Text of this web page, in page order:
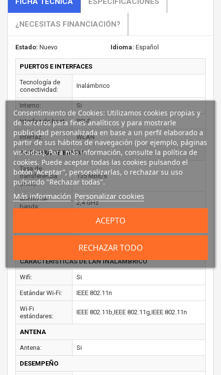
¿NECESITAS FINANCIACIÓN?
Estado: Nuevo Idioma: Español
PUERTOS E INTERFACES
Tecnología de
conectividad:
Inalámbrico
Interno: Si
Interfaz de host: PCI-E
Interfaz: WLAN
ANCHURA DE BANDA
Tasa de
transferencia
(máx):
135 Mbit/s
Ancho de
banda:
2,4 GHz
802.11n,IEEE 802.1x
CARACTERÍSTICAS DE LAN INALÁMBRICO
Wifi: Si
Estándar Wi-Fi: IEEE 802.11n
Wi-Fi
estándares:
IEEE 802.11b,IEEE 802.11g,IEEE 802.11n
ANTENA
Antena: Si
DESEMPEÑO
Consentimiento de Cookies: Utilizamos cookies propias y
de terceros para fines analíticos y para mostrarle
publicidad personalizada en base a un perfil elaborado a
partir de sus hábitos de navegación (por ejemplo, páginas
visitadas). Para más información, consulte la política de
cookies. Puede aceptar todas las cookies pulsando el
botón “Aceptar”, personalizarlas, o rechazar su uso
pulsando "Rechazar todas".
Más información Personalizar cookies
RECHAZAR TODO
ACEPTO